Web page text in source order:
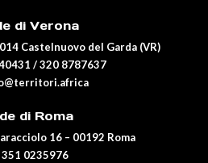
di Verona
Castelnuovo del Garda (VR)
/320 8787637
di Roma
16 – 00192 Roma
351 0235976